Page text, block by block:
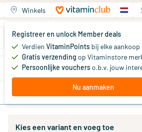
Winkels
Registreer en unlock Member deals
Verdien VitaminPoints bij elke aankoop
Gratis verzending op Vitaminstore
Persoonlijke voucherso.b.v. jouw
Nu aanmaken
Jouw winkelwagen
Je hebt nog geen producten
Aanbiedingen Memberdeals
Kies een variant en voeg toe